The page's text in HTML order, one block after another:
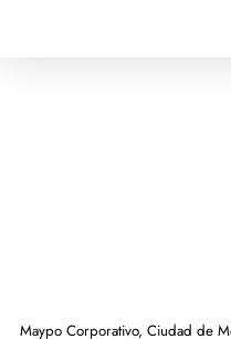
Maypo Corporativo, Ciudad de